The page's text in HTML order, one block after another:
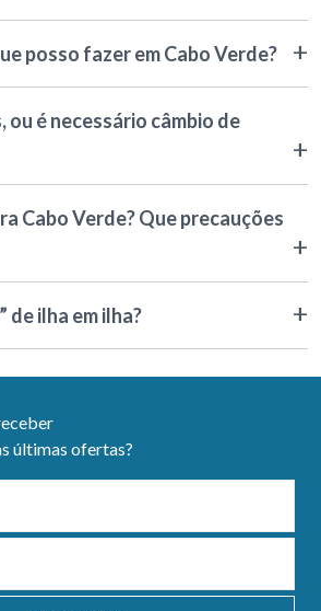
posso fazer em Cabo Verde?
ou é necessário câmbio de
Cabo Verde? Que precauções
de ilha em ilha?
últimas ofertas?